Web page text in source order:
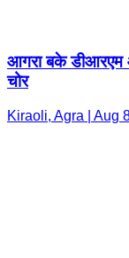
आगरा बके
चोर
Kiraoli, Agra | Aug